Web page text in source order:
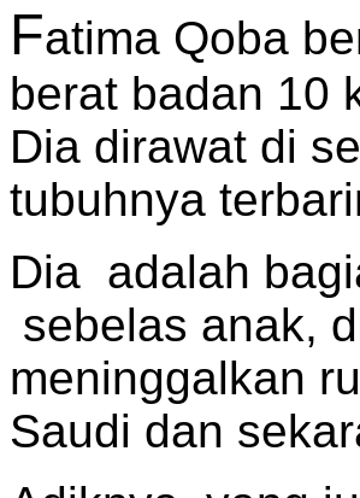
Fatima Qoba
berat badan 10
Dia dirawat di
tubuhnya
Dia adalah
sebelas anak,
meninggalkan
Saudi dan